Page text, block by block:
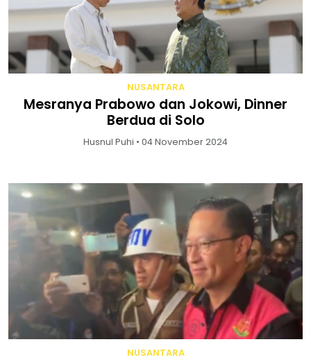
NUSANTARA
Mesranya Prabowo dan Jokowi, Dinner
Berdua di Solo
Husnul Puhi • 04 November 2024
NUSANTARA